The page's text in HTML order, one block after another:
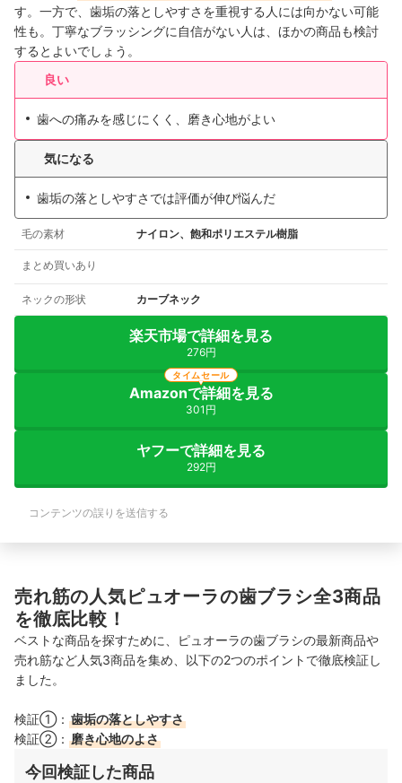
す。一方で、歯垢の落としやすさを重視する人には向かない可能
性も。丁寧なブラッシングに自信がない人は、ほかの商品も検討
するとよいでしょう。
良い
歯への痛みを感じにくく、磨き心地がよい
気になる
歯垢の落としやすさでは評価が伸び悩んだ
毛の素材 ナイロン、飽和ポリエステル樹脂
まとめ買いあり
ネックの形状 カーブネック
楽天市場で詳細を見る
276円
Amazonで詳細を見る
301円
タイムセール
ヤフーで詳細を見る
292円
コンテンツの誤りを送信する
売れ筋の人気ピュオーラの歯ブラシ全3商品
を徹底比較！
ベストな商品を探すために、ピュオーラの歯ブラシの最新商品や
売れ筋など人気3商品を集め、以下の2つのポイントで徹底検証し
ました。
検証①： 歯垢の落としやすさ
検証②： 磨き心地のよさ
今回検証した商品